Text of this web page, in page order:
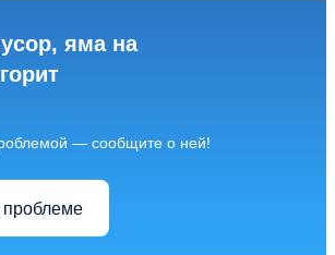
яма на
— сообщите о ней!
проблеме